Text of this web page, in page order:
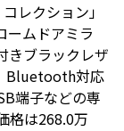
レクション」
ームドアミラ
きブラックレザ
Bluetooth対応
端子などの専
格は268.0万